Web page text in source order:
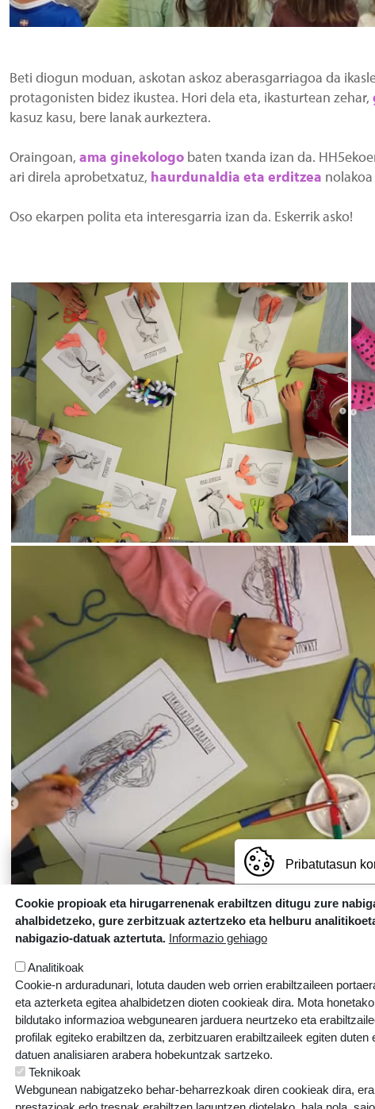
Beti diogun moduan, askotan askoz aberasgarriagoa da
protagonisten bidez ikustea. Hori dela eta, ikasturtean zehar,
kasuz kasu, bere lanak aurkeztera.
Oraingoan, ama ginekologo baten txanda izan da.
ari direla aprobetxatuz, haurdunaldia eta erditzea
Oso ekarpen polita eta interesgarria izan da. Eskerrik asko!
Pribatutasun
Cookie propioak eta hirugarrenenak erabiltzen ditugu zure
ahalbidetzeko, gure zerbitzuak aztertzeko eta helburu
nabigazio-datuak aztertuta. Informazio gehiago
Analitikoak
Cookie-n arduradunari, lotuta dauden web orrien erabiltzaileen
eta azterketa egitea ahalbidetzen dioten cookieak dira. Mota
bildutako informazioa webgunearen jarduera neurtzeko eta
profilak egiteko erabiltzen da, zerbitzuaren erabiltzaileek egiten duten
datuen analisiaren arabera hobekuntzak sartzeko.
Teknikoak
Webgunean nabigatzeko behar-beharrezkoak diren cookieak dira,